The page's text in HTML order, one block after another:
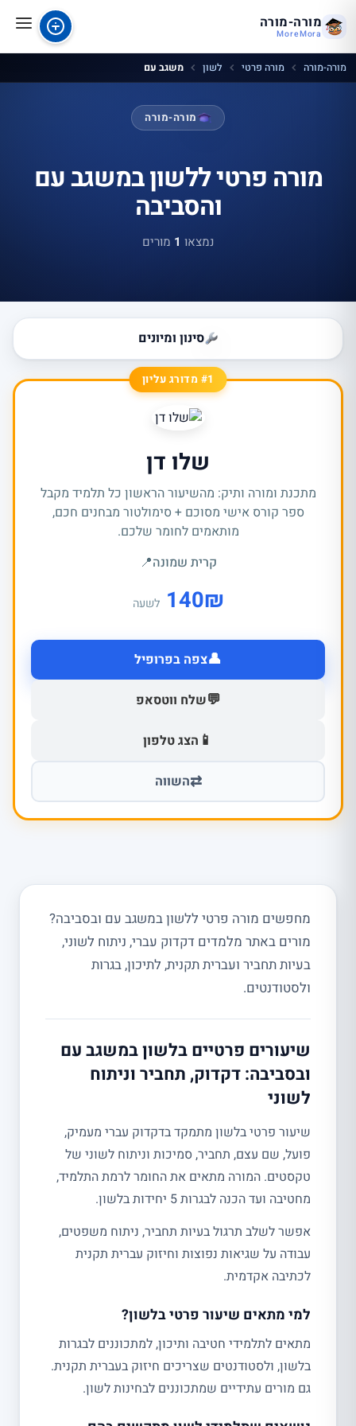
מורה-מורה
MoreMora
מורה-מורה מורה פרטי לשון משגב עם
מורה-מורה
מורה פרטי ללשון במשגב עם
והסביבה
נמצאו 1 מורים
סינון ומיונים
#1 מדורג עליון
שלו דן
מתכנת ומורה ותיק: מהשיעור הראשון כל תלמיד מקבל
ספר קורס אישי מסוכם + סימולטור מבחנים חכם,
מותאמים לחומר שלכם.
קרית שמונה📍
₪
140 לשעה
👤צפה בפרופיל
💬שלח ווטסאפ
📱 הצג טלפון
⇄השווה
מחפשים מורה פרטי ללשון במשגב עם ובסביבה?
מורים באתר מלמדים דקדוק עברי, ניתוח לשוני,
בעיות תחביר ועברית תקנית, לתיכון, בגרות
ולסטודנטים.
שיעורים פרטיים בלשון במשגב עם
ובסביבה: דקדוק, תחביר וניתוח
לשוני
שיעור פרטי בלשון מתמקד בדקדוק עברי מעמיק,
פועל, שם עצם, תחביר, סמיכות וניתוח לשוני של
טקסטים. המורה מתאים את החומר לרמת התלמיד,
מחטיבה ועד הכנה לבגרות 5 יחידות בלשון.
אפשר לשלב תרגול בעיות תחביר, ניתוח משפטים,
עבודה על שגיאות נפוצות וחיזוק עברית תקנית
לכתיבה אקדמית.
למי מתאים שיעור פרטי בלשון?
מתאים לתלמידי חטיבה ותיכון, למתכוננים לבגרות
בלשון, ולסטודנטים שצריכים חיזוק בעברית תקנית.
גם מורים עתידיים שמתכוננים לבחינות לשון.